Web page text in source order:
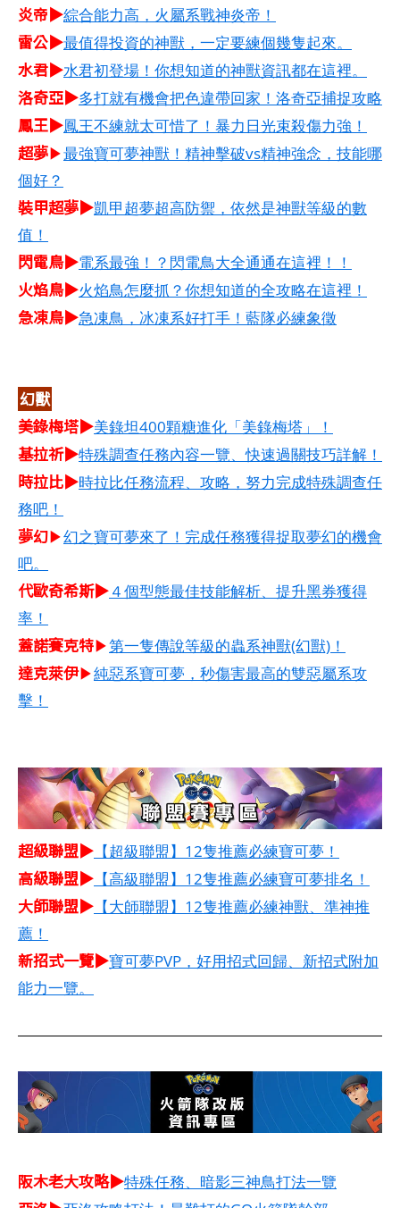
炎帝▶綜合能力高，火屬系戰神炎帝！
雷公▶最值得投資的神獸，一定要練個幾隻起來。
水君▶水君初登場！你想知道的神獸資訊都在這裡。
洛奇亞▶多打就有機會把色違帶回家！洛奇亞捕捉攻略
鳳王▶鳳王不練就太可惜了！暴力日光束殺傷力強！
超夢▶最強寶可夢神獸！精神擊破vs精神強念，技能哪
個好？
裝甲超夢▶凱甲超夢超高防禦，依然是神獸等級的數
值！
閃電鳥▶電系最強！？閃電鳥大全通通在這裡！！
火焰鳥▶火焰鳥怎麼抓？你想知道的全攻略在這裡！
急凍鳥▶急凍鳥，冰凍系好打手！藍隊必練象徵
幻獸
美錄梅塔▶美錄坦400顆糖進化「美錄梅塔」！
基拉祈▶特殊調查任務內容一覽、快速過關技巧詳解！
時拉比▶時拉比任務流程、攻略，努力完成特殊調查任
務吧！
夢幻▶幻之寶可夢來了！完成任務獲得捉取夢幻的機會
吧。
代歐奇希斯▶４個型態最佳技能解析、提升黑券獲得
率！
蓋諾賽克特▶第一隻傳說等級的蟲系神獸(幻獸)！
達克萊伊▶純惡系寶可夢，秒傷害最高的雙惡屬系攻
擊！
超級聯盟▶ 【超級聯盟】12隻推薦必練寶可夢！
高級聯盟▶ 【高級聯盟】12隻推薦必練寶可夢排名！
大師聯盟▶ 【大師聯盟】12隻推薦必練神獸、準神推
薦！
新招式一覽▶寶可夢PVP，好用招式回歸、新招式附加
能力一覽。
阪木老大攻略▶特殊任務、暗影三神鳥打法一覽